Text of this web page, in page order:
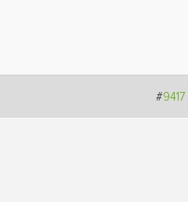
#9417